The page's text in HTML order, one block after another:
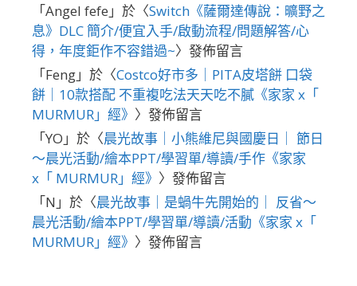
「Angel fefe 」於〈Switch《薩爾達傳說：曠野之
息》DLC 簡介/便宜入手/啟動流程/問題解答/心
得，年度鉅作不容錯過~〉發佈留言
「Feng」於〈Costco好市多｜PITA皮塔餅 口袋
餅｜10款搭配 不重複吃法天天吃不膩《家家 x「
MURMUR」經》 〉發佈留言
「YO 」於〈晨光故事｜小熊維尼與國慶日｜ 節日
～晨光活動/繪本PPT/學習單/導讀/手作《家家
x「 MURMUR」經》 〉發佈留言
「N 」於〈晨光故事｜是蝸牛先開始的｜ 反省～
晨光活動/繪本PPT/學習單/導讀/活動《家家 x「
MURMUR」經》 〉發佈留言